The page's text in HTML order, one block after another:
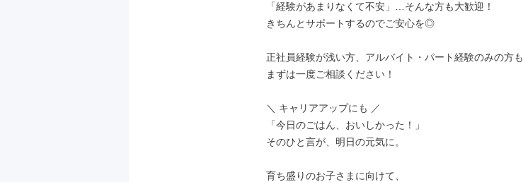
「経験があまりなくて不安」…そんな方も大歓迎！
きちんとサポートするのでご安心を◎
正社員経験が浅い方、アルバイト・パート経験のみの方も
まずは一度ご相談ください！
＼ キャリアアップにも ／
「今日のごはん、おいしかった！」
そのひと言が、明日の元気に。
育ち盛りのお子さまに向けて、